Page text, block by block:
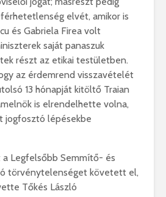
elvét, amikor is
és Gabriela Firea volt
saját panaszuk
részt az etikai testületben.
az érdemrend visszavételét
13 hónapját kitöltő Traian
is elrendelhette volna,
jogfosztó lépésekbe
a Legfelsőbb Semmítő- és
törvénytelenséget követett el,
Tőkés László